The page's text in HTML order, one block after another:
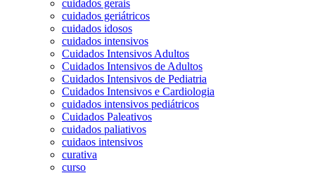
cuidados gerais
cuidados geriátricos
cuidados idosos
cuidados intensivos
Cuidados Intensivos Adultos
Cuidados Intensivos de Adultos
Cuidados Intensivos de Pediatria
Cuidados Intensivos e Cardiologia
cuidados intensivos pediátricos
Cuidados Paleativos
cuidados paliativos
cuidaos intensivos
curativa
curso